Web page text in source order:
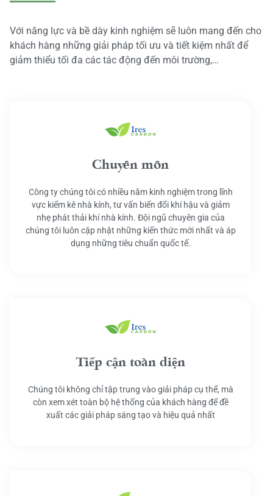
Với năng lực và bề dày kinh nghiệm sẽ luôn mang đến cho
khách hàng những giải pháp tối ưu và tiết kiệm nhất để
giảm thiểu tối đa các tác động đến môi trường,…
Chuyên môn
Công ty chúng tôi có nhiều năm kinh nghiệm trong lĩnh
vực kiểm kê nhà kính, tư vấn biến đổi khí hậu và giảm
nhẹ phát thải khí nhà kính. Đội ngũ chuyên gia của
chúng tôi luôn cập nhật những kiến thức mới nhất và áp
dụng những tiêu chuẩn quốc tế.
Tiếp cận toàn diện
Chúng tôi không chỉ tập trung vào giải pháp cụ thể, mà
còn xem xét toàn bộ hệ thống của khách hàng để đề
xuất các giải pháp sáng tạo và hiệu quả nhất